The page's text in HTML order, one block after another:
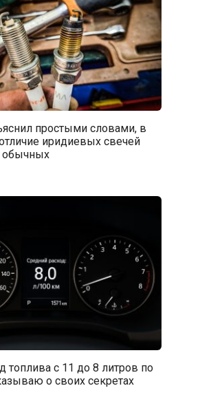
простыми словами, в
иридиевых свечей
обычных
топлива с 11 до 8 литров по
о своих секретах